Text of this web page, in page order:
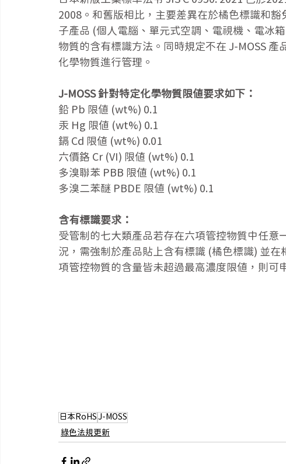
2008。和舊版相比，主要差異在於橘色標識和
子產品 (個人電腦、單元式空調、電視機、電冰
物質的含有標識方法。同時規定不在 J-MOSS
化學物質進行管理。
J-MOSS 針對特定化學物質限值要求如下：
鉛 Pb 限值 (wt%) 0.1
汞 Hg 限值 (wt%) 0.1
鎘 Cd 限值 (wt%) 0.01
六價鉻 Cr (VI) 限值 (wt%) 0.1
多溴聯苯 PBB 限值 (wt%) 0.1
多溴二苯醚 PBDE 限值 (wt%) 0.1
含有標識要求：
受管制的七大類產品若存在六項管控物質中任意
況，需強制於產品貼上含有標識 (橘色標識) 並
項管控物質的含量皆未超過最高濃度限值，則可
日本RoHSJ-MOSS
綠色法規更新